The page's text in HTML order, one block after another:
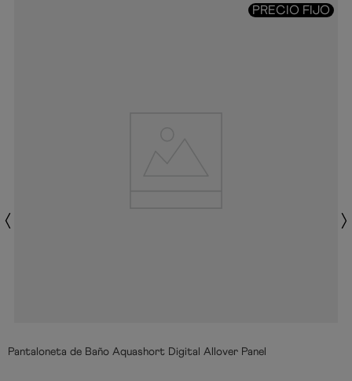
PRECIO FIJO
Pantaloneta de Baño Aquashort Digital Allover Panel